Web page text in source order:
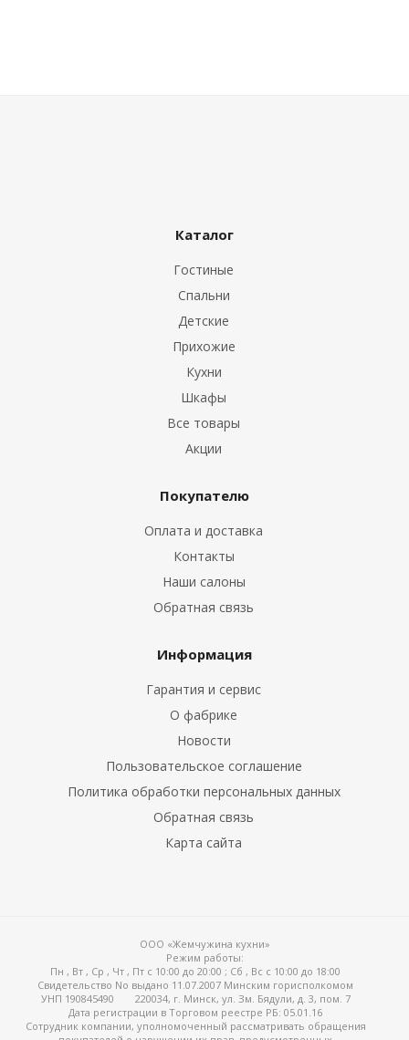
Каталог
Гостиные
Спальни
Детские
Прихожие
Кухни
Шкафы
Все товары
Акции
Покупателю
Оплата и доставка
Контакты
Наши салоны
Обратная связь
Информация
Гарантия и сервис
О фабрике
Новости
Пользовательское соглашение
Политика обработки персональных данных
Обратная связь
Карта сайта
ООО «Жемчужина кухни»
Режим работы:
Пн , Вт , Ср , Чт , Пт c 10:00 до 20:00 ; Сб , Вс c 10:00 до 18:00
Свидетельство No выдано 11.07.2007 Минским горисполкомом
УНП 190845490
220034, г. Минск, ул. Зм. Бядули, д. 3, пом. 7
Дата регистрации в Торговом реестре РБ: 05.01.16
Сотрудник компании, уполномоченный рассматривать обращения